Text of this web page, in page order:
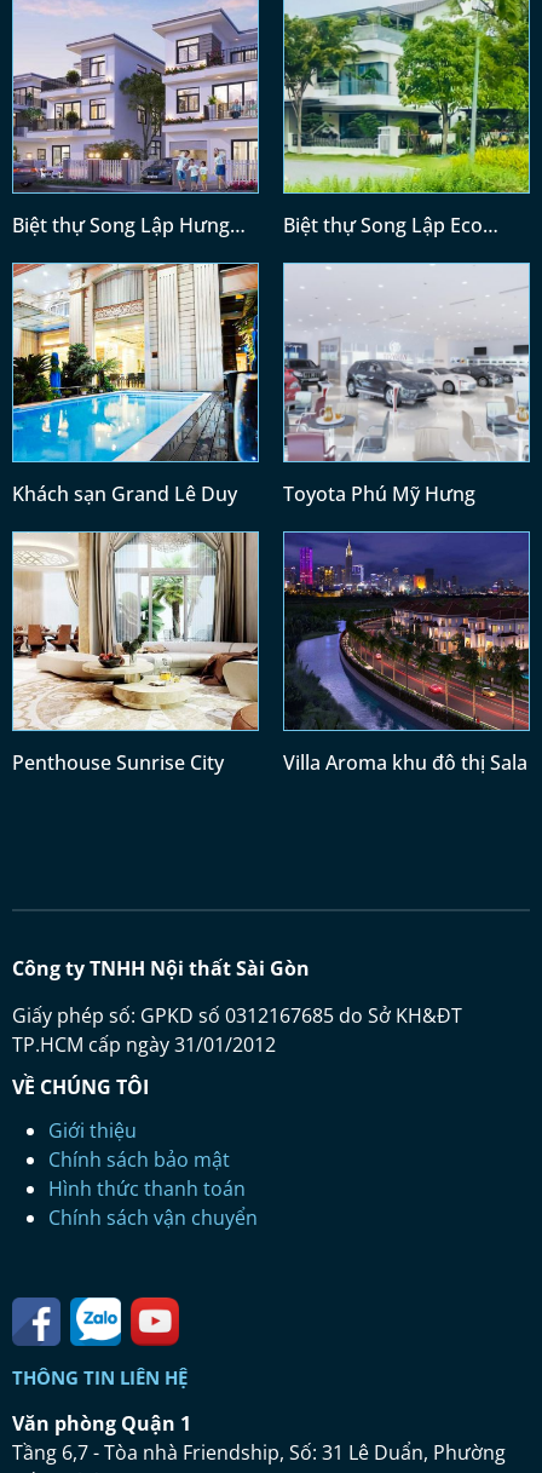
Biệt thự Song Lập Hưng
Biệt thự Song Lập Eco
Khách sạn Grand Lê Duy Toyota Phú Mỹ Hưng
Penthouse Sunrise City Villa Aroma khu đô thị Sala
Công ty TNHH Nội thất Sài Gòn
Giấy phép số: GPKD số 0312167685 do Sở KH&ĐT
TP.HCM cấp ngày 31/01/2012
VỀ CHÚNG TÔI
Giới thiệu
Chính sách bảo mật
Hình thức thanh toán
Chính sách vận chuyển
THÔNG TIN LIÊN HỆ
Văn phòng Quận 1
Tầng 6,7 - Tòa nhà Friendship, Số: 31 Lê Duẩn, Phường